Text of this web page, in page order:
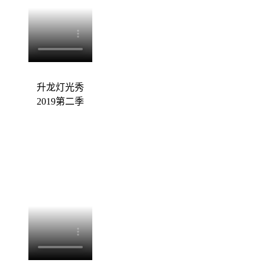
升龙灯光秀
2019第二季